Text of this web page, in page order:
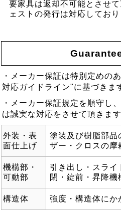
要家具は返却不可能とさせ
ェストの発行は対応しており
・メーカー保証は特別定めの
対応ガイドライン"に基づきま
・メーカー保証規定を順守し
は誠実な対応をさせて頂きます
外装・表
面仕上げ
塗装及び樹脂部品
ザー・クロスの摩
機構部・
可動部
引き出し・スライ
閉・錠前・昇降機
構造体 強度・構造体にか